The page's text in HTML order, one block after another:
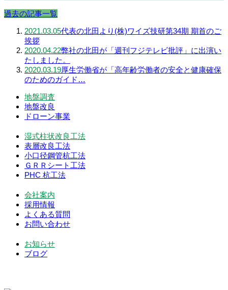
過去の記事一覧
2021.03.05代表の北田より(株)ワイズ技研第34期 期首のご
挨拶
2020.04.22弊社の北田が「週刊フジテレビ批評」に出演い
たしました。
2020.03.19厚生労働省が「高年齢労働者の安全と健康確保
のためのガイド…
地盤調査
地盤改良
ドローン事業
湿式柱状改良工法
表層改良工法
小口径鋼管杭工法
ＧＲＲシート工法
PHC 杭工法
会社案内
採用情報
よくある質問
お問い合わせ
お知らせ
ブログ